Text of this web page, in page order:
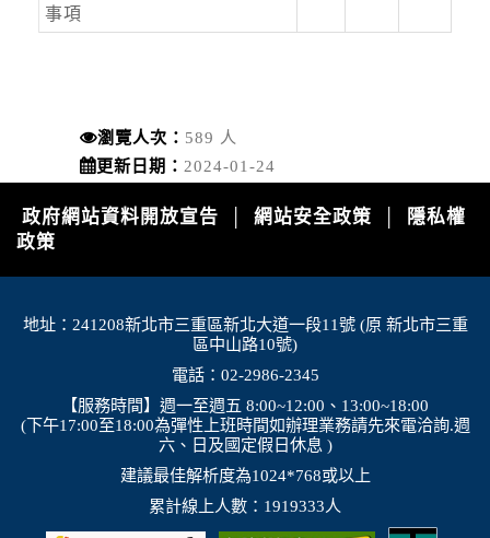
2026年08月09日 00:00 預計恢復時間：2026年
08月09日 23:00
2026-08-03, 10:01│台灣自來水公司
2026-08-03, 11:18│台灣自來水公司
為辦理三重區五谷王南街等巷弄汰換管線工程，
施工停水
事項
瀏覽人次： 589 人
更新日期： 2024-01-24
政府網站資料開放宣告 網站安全政策
隱私權
政策
地址：241208新北市三重區新北大道一段11號 (原 新北市三重
區中山路10號)
電話：02-2986-2345
【服務時間】週一至週五 8:00~12:00、13:00~18:00
(下午17:00至18:00為彈性上班時間如辦理業務請先來電洽詢.週
六、日及國定假日休息 )
建議最佳解析度為1024*768或以上
累計線上人數：1919333人